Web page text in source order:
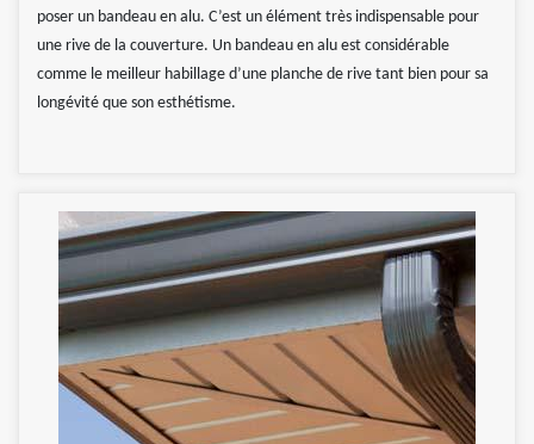
poser un bandeau en alu. C’est un élément très indispensable pour
une rive de la couverture. Un bandeau en alu est considérable
comme le meilleur habillage d’une planche de rive tant bien pour sa
longévité que son esthétisme.